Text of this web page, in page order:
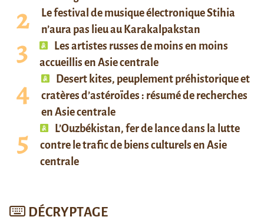
Le festival de musique électronique Stihia
n’aura pas lieu au Karakalpakstan
Les artistes russes de moins en moins
accueillis en Asie centrale
Desert kites, peuplement préhistorique et
cratères d’astéroïdes : résumé de recherches
en Asie centrale
L’Ouzbékistan, fer de lance dans la lutte
contre le trafic de biens culturels en Asie
centrale
DÉCRYPTAGE